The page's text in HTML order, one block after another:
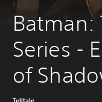
Series -
of
Telltale